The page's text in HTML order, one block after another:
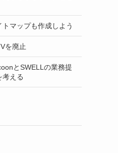
マップも作成しよう
を廃止
とSWELLの業務提
考える